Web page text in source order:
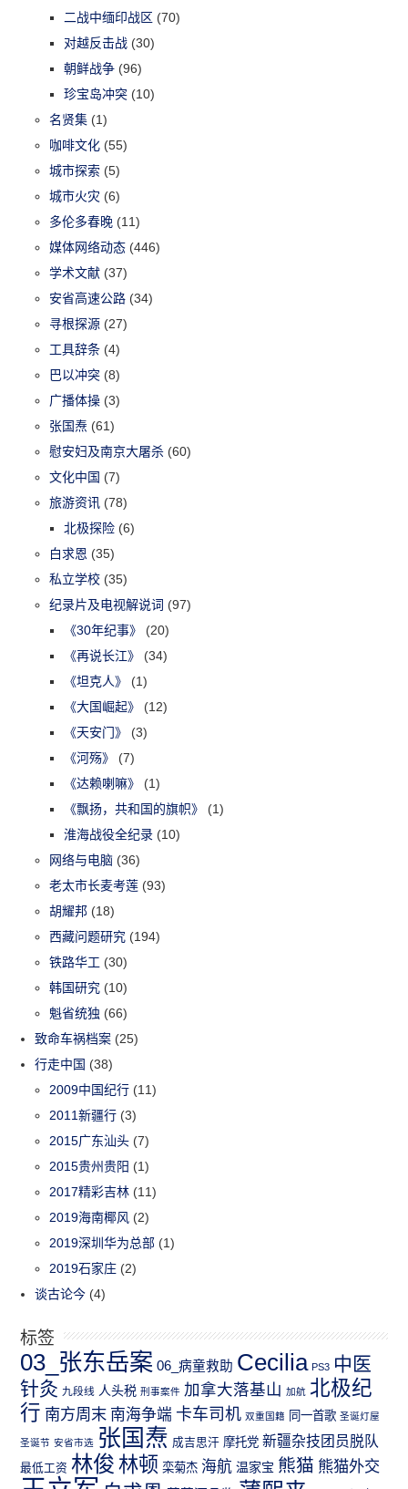
二战中缅印战区 (70)
对越反击战 (30)
朝鲜战争 (96)
珍宝岛冲突 (10)
名贤集 (1)
咖啡文化 (55)
城市探索 (5)
城市火灾 (6)
多伦多春晚 (11)
媒体网络动态 (446)
学术文献 (37)
安省高速公路 (34)
寻根探源 (27)
工具辞条 (4)
巴以冲突 (8)
广播体操 (3)
张国焘 (61)
慰安妇及南京大屠杀 (60)
文化中国 (7)
旅游资讯 (78)
北极探险 (6)
白求恩 (35)
私立学校 (35)
纪录片及电视解说词 (97)
《30年纪事》
(20)
《再说长江》
(34)
《坦克人》
(1)
《大国崛起》
(12)
《天安门》
(3)
《河殇》
(7)
《达赖喇嘛》
(1)
《飘扬，共和国的旗帜》
(1)
淮海战役全纪录 (10)
网络与电脑 (36)
老太市长麦考莲 (93)
胡耀邦 (18)
西藏问题研究 (194)
铁路华工 (30)
韩国研究 (10)
魁省统独 (66)
致命车祸档案 (25)
行走中国 (38)
2009中国纪行 (11)
2011新疆行 (3)
2015广东汕头 (7)
2015贵州贵阳 (1)
2017精彩吉林 (11)
2019海南椰风 (2)
2019深圳华为总部 (1)
2019石家庄 (2)
谈古论今 (4)
标签
03_张东岳案 06_病童救助 Cecilia PS3 中医
针灸 九段线 人头税 刑事案件 加拿大落基山 加航 北极纪
行 南方周末 南海争端 卡车司机 双重国籍 同一首歌 圣诞灯屋
圣诞节 安省市选 张国焘 成吉思汗 摩托党 新疆杂技团员脱队
最低工资 林俊 林顿 栾菊杰 海航 温家宝 熊猫 熊猫外交